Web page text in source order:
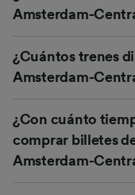
Amsterdam-
¿Cuántos trenes
Amsterdam-
¿Con cuánto
comprar billetes
Amsterdam-